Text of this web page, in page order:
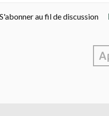
S'abonner au fil de discussion